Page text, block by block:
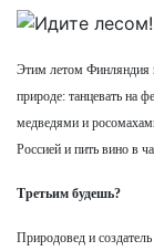
Этим летом Финляндия
природе: танцевать на
медведями и
Россией и пить вино в
Третьим будешь?
Природовед и